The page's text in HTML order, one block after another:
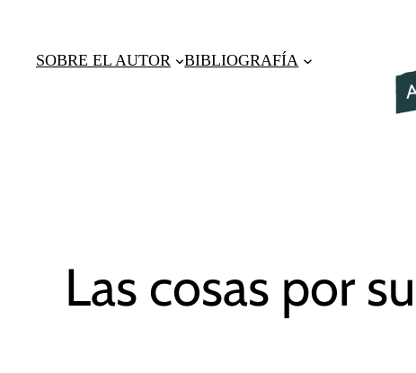
contenido
SOBRE EL AUTOR BIBLIOGRAFÍA
Las cosas por